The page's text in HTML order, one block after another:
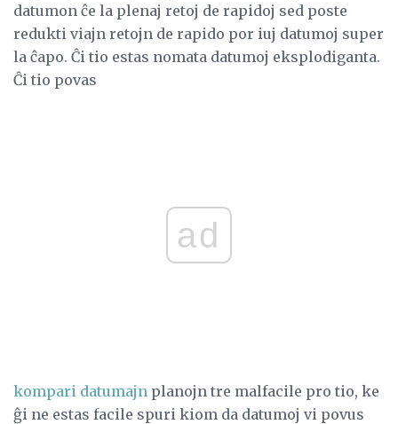
datumon ĉe la plenaj retoj de rapidoj sed poste
redukti viajn retojn de rapido por iuj datumoj super
la ĉapo. Ĉi tio estas nomata datumoj eksplodiganta.
Ĉi tio povas
ad
kompari datumajn planojn tre malfacile pro tio, ke
ĝi ne estas facile spuri kiom da datumoj vi povus